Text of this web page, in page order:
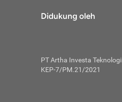
Mulai
kembali ideal.
utang
Didukung oleh
PT Artha Investa Teknologi
KEP-7/PM.21/2021